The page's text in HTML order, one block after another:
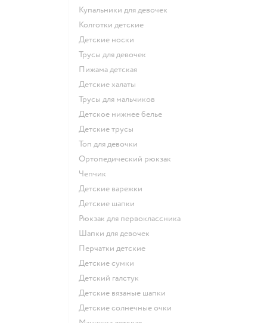
Купальники для девочек
Колготки детские
Детские носки
Трусы для девочек
Пижама детская
Детские халаты
Трусы для мальчиков
Детское нижнее белье
Детские трусы
Топ для девочки
Ортопедический рюкзак
Чепчик
Детские варежки
Детские шапки
Рюкзак для первоклассника
Шапки для девочек
Перчатки детские
Детские сумки
Детский галстук
Детские вязаные шапки
Детские солнечные очки